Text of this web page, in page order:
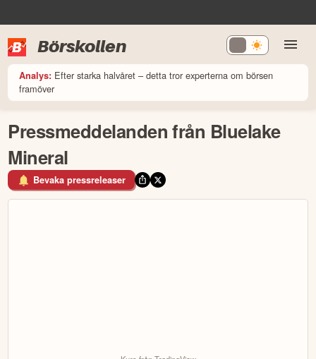
Börskollen
Analys: Efter starka halvåret – detta tror experterna om börsen
framöver
Pressmeddelanden från Bluelake
Mineral
Bevaka pressreleaser